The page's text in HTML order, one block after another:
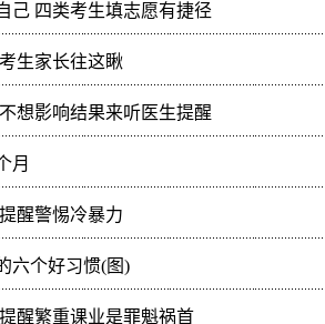
己 四类考生填志愿有捷径
生家长往这瞅
想影响结果来听医生提醒
月
醒警惕冷暴力
六个好习惯(图)
醒繁重课业是罪魁祸首